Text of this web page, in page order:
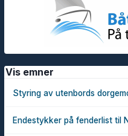
Vis emner
Styring av utenbords
Endestykker på fenderlist til